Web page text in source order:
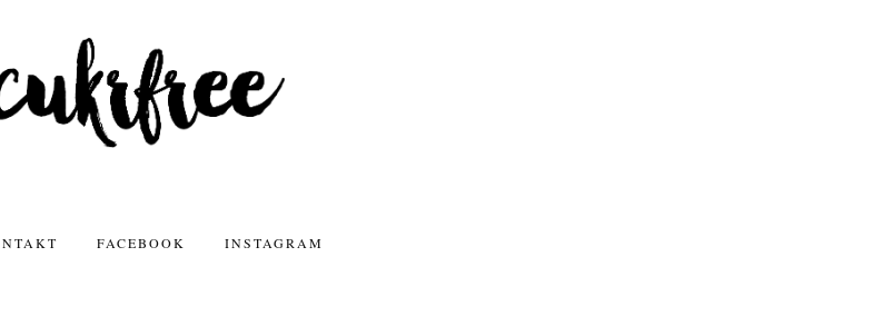
FACEBOOK INSTAGRAM